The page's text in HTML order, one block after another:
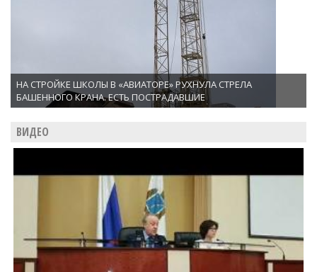
НА СТРОЙКЕ ШКОЛЫ В «АВИАТОРЕ» РУХНУЛА СТРЕЛА
БАШЕННОГО КРАНА. ЕСТЬ ПОСТРАДАВШИЕ
ВИДЕО